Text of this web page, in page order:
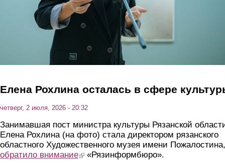
Елена Рохлина осталась в сфере
четверг, 2 июля, 2026 - 20:32
Занимавшая пост министра культуры Рязанской
Елена Рохлина (на фото) стала директором рязанского
областного Художественного музея имени Пожалостина,
обратило внимание(link is external)
«Рязинформбюро».